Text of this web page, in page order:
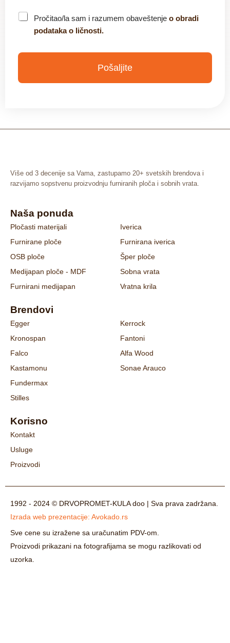
k
*
Pročitao/la sam i razumem obaveštenje o obradi
podataka o ličnosti.
Pošaljite
Više od 3 decenije sa Vama, zastupamo 20+ svetskih brendova i
razvijamo sopstvenu proizvodnju furniranih ploča i sobnih vrata.
Naša ponuda
Pločasti materijali
Furnirane ploče
OSB ploče
Medijapan ploče - MDF
Furnirani medijapan
Iverica
Furnirana iverica
Šper ploče
Sobna vrata
Vratna krila
Brendovi
Egger
Kronospan
Falco
Kastamonu
Fundermax
Stilles
Kerrock
Fantoni
Alfa Wood
Sonae Arauco
Korisno
Kontakt
Usluge
Proizvodi
1992 - 2024 © DRVOPROMET-KULA doo | Sva prava zadržana.
Izrada web prezentacije: Avokado.rs
Sve cene su izražene sa uračunatim PDV-om.
Proizvodi prikazani na fotografijama se mogu razlikovati od
uzorka.